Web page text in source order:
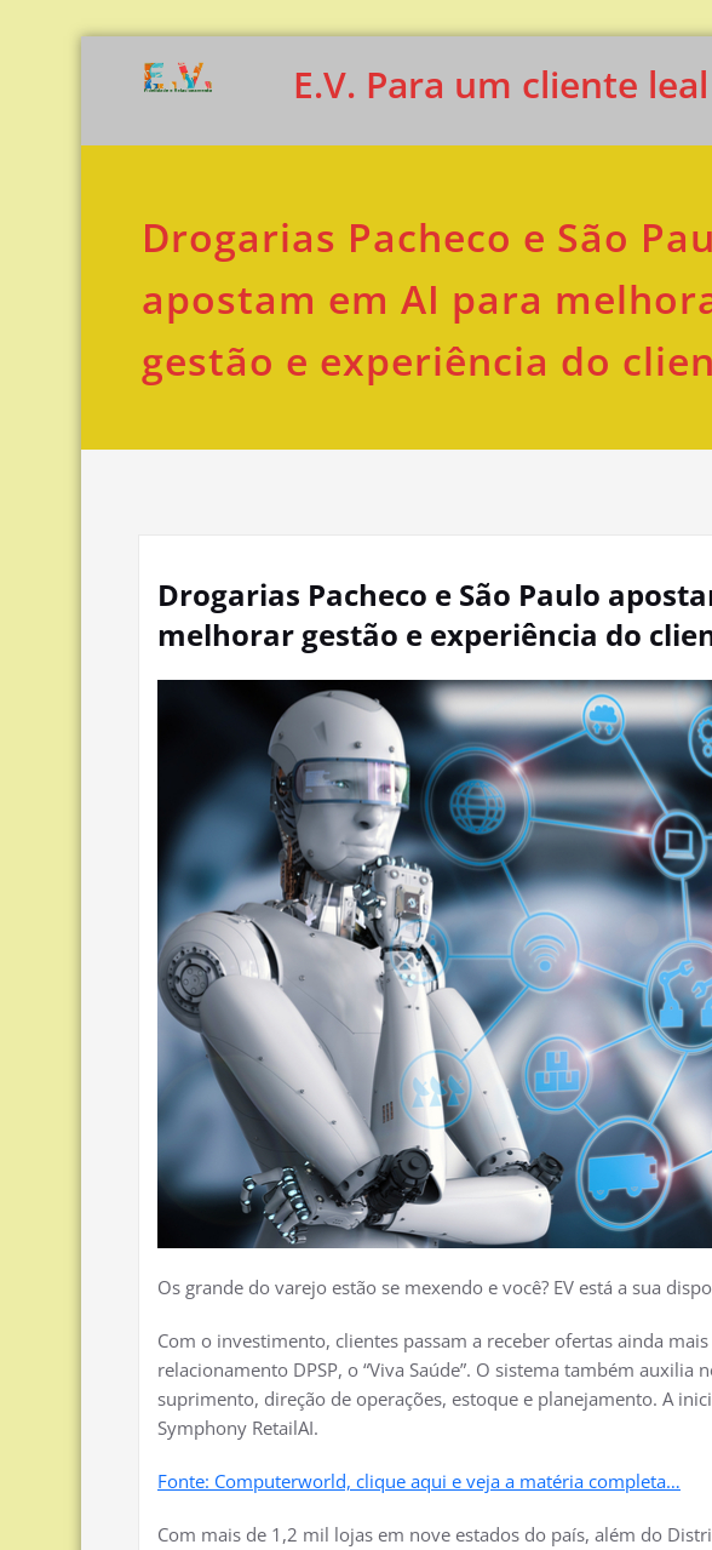
E.V. Para um cliente leal
Drogarias Pacheco e São
apostam em AI para
gestão e experiência do
Drogarias Pacheco e São Paulo
melhorar gestão e experiência do
Os grande do varejo estão se mexendo e você? EV está a sua
Com o investimento, clientes passam a receber ofertas ainda
relacionamento DPSP, o “Viva Saúde”. O sistema também auxilia
suprimento, direção de operações, estoque e planejamento. A
Symphony RetailAI.
Fonte: Computerworld, clique aqui e veja a matéria completa…
Com mais de 1,2 mil lojas em nove estados do país, além do